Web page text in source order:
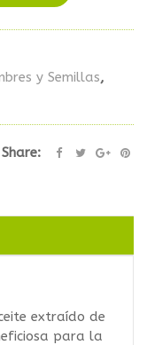
y Semillas,
Share:
extraído de
para la